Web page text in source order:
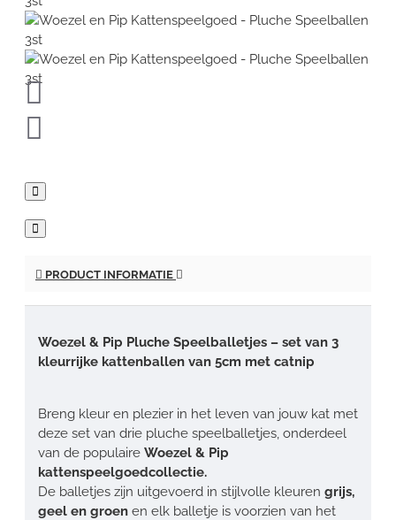
PRODUCT INFORMATIE
Woezel & Pip Pluche Speelballetjes – set van 3
kleurrijke kattenballen van 5cm met catnip
Breng kleur en plezier in het leven van jouw kat met
deze set van drie pluche speelballetjes, onderdeel
van de populaire Woezel & Pip
kattenspeelgoedcollectie.
De balletjes zijn uitgevoerd in stijlvolle kleuren grijs,
geel en groen en elk balletje is voorzien van het